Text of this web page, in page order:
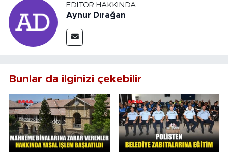
EDITÖR HAKKINDA
Aynur Dırağan
Bunlar da ilginizi çekebilir